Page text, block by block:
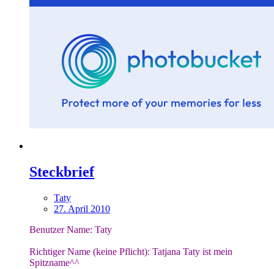
Steckbrief
Taty
27. April 2010
Benutzer Name: Taty
Richtiger Name (keine Pflicht): Tatjana Taty ist mein
Spitzname^^